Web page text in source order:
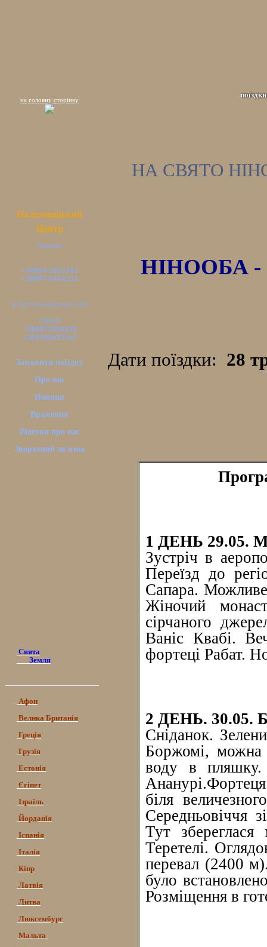
поїздки
на головну сторінку
Паломницький
Центр
Україна
+38050-2655542
+38097-5454255
pilgrimsua@gmail.com
VIBER
+380975454255
+380502655542
Замовити поїздку
Про нас
Новини
Враження
Відгуки про нас
Зворотний зв'язок
Свята
Земля
Афон
Велика Британія
Греція
Грузія
Естонія
Єгіпет
Ізраїль
Йорданія
Іспанія
Італія
Кіпр
Латвія
Литва
Люксембург
Мальта
НА СВЯТО
НІНООБА -
Дати поїздки: 28
1 ДЕНЬ 29.05.
Зустріч в
Переїзд до
Сапара. Можливе
Жіночий
сірчаного
Ваніс Квабі.
фортеці Рабат.
2 ДЕНЬ.
Сніданок.
Боржомі, можна
воду в пляшку.
біля
Середньовіччя
Тут
Теретелі.
перевал (2400
було
Розміщення в